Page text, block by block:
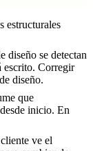
estructurales
diseño se detectan
escrito. Corregir
diseño.
que
inicio. En
ve el